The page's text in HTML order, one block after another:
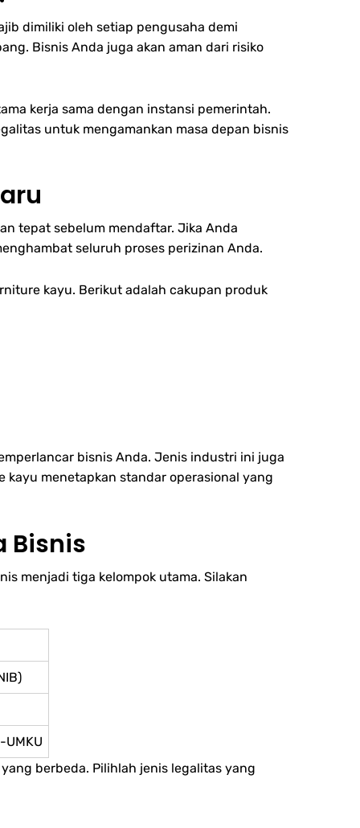
dimiliki oleh setiap pengusaha demi
Bisnis Anda juga akan aman dari risiko
kerja sama dengan instansi pemerintah.
untuk mengamankan masa depan bisnis
tepat sebelum mendaftar. Jika Anda
seluruh proses perizinan Anda.
kayu. Berikut adalah cakupan produk
bisnis Anda. Jenis industri ini juga
menetapkan standar operasional yang
Bisnis
menjadi tiga kelompok utama. Silakan
UMKU
berbeda. Pilihlah jenis legalitas yang